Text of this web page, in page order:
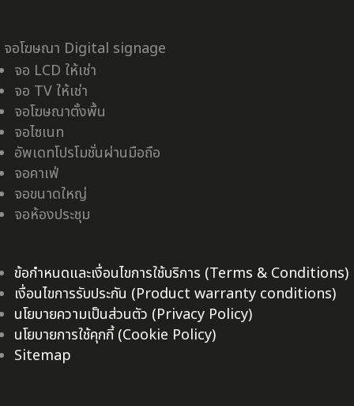
จอโฆษณา Digital signage
จอ LCD ให้เช่า
จอ TV ให้เช่า
จอโฆษณาตั้งพื้น
จอไซเนท
อัพเดทโปรโมชั่นผ่านมือถือ
จอคาเฟ่
จอขนาดใหญ่
จอห้องประชุม
ข้อกำหนดและเงื่อนไขการใช้บริการ (Terms & Conditions)
เงื่อนไขการรับประกัน (Product warranty conditions)
นโยบายความเป็นส่วนตัว (Privacy Policy)
นโยบายการใช้คุกกี้ (Cookie Policy)
Sitemap